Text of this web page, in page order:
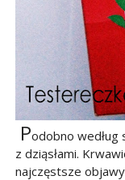
Podobno
z dziąsłami.
najczęstsze